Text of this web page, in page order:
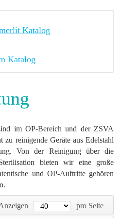
Katalog
im OP-Bereich und der ZSVA
reinigende Geräte aus Edelstahl
Von der Reinigung über die
bieten wir eine große
und OP-Auftritte gehören
pro Seite